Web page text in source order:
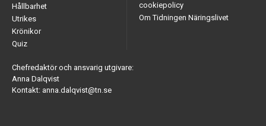
Hållbarhet
Utrikes
Krönikor
Quiz
cookiepolicy
Om Tidningen Näringslivet
Chefredaktör och ansvarig utgivare:
Anna Dalqvist
Kontakt: anna.dalqvist@tn.se